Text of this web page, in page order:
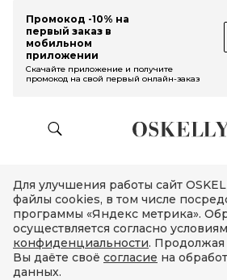
Промокод -10% на
первый заказ в
мобильном
приложении
Скачайте приложение и получите
промокод на свой первый онлайн-заказ
Для улучшения работы сайт
файлы cookies, в том числе
программы «Яндекс метрика».
осуществляется согласно условиям
конфиденциальности. Продолжая
Вы даёте своё согласие на
данных.